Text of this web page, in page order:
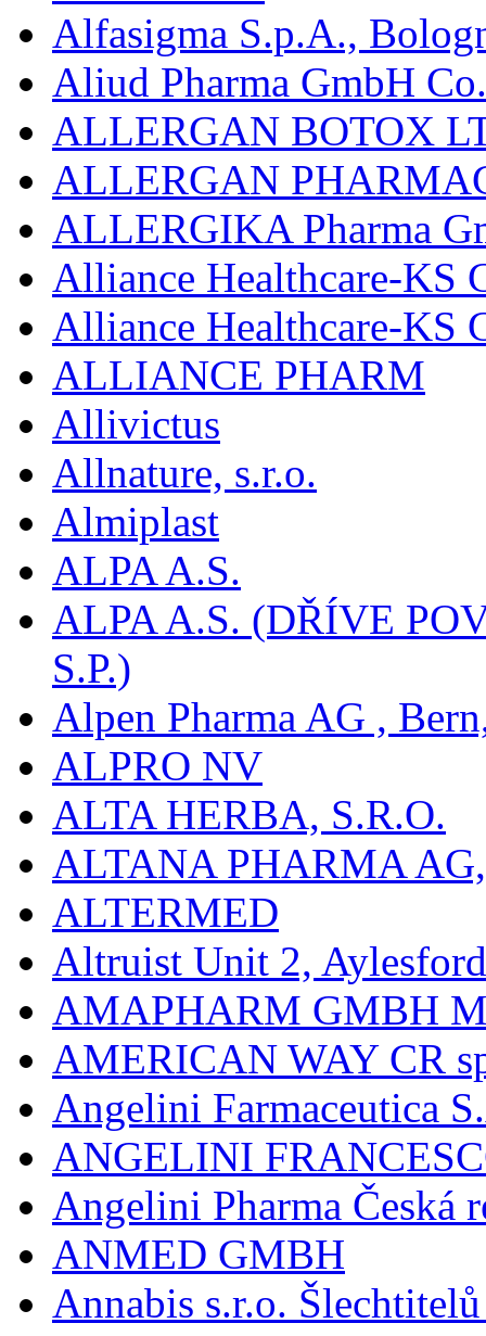
Alfasigma S.p.A.,
Aliud Pharma GmbH
ALLERGAN BOTOX
ALLERGAN
ALLERGIKA Pharma
Alliance Healthcare-KS
Alliance Healthcare-KS
ALLIANCE PHARM
Allivictus
Allnature, s.r.o.
Almiplast
ALPA A.S.
ALPA A.S. (DŘÍVE
S.P.)
Alpen Pharma AG ,
ALPRO NV
ALTA HERBA, S.R.O.
ALTANA PHARMA
ALTERMED
Altruist Unit 2, Aylesford
AMAPHARM GMBH
AMERICAN WAY CR
Angelini Farmaceutica
ANGELINI
Angelini Pharma Česká
ANMED GMBH
Annabis s.r.o.